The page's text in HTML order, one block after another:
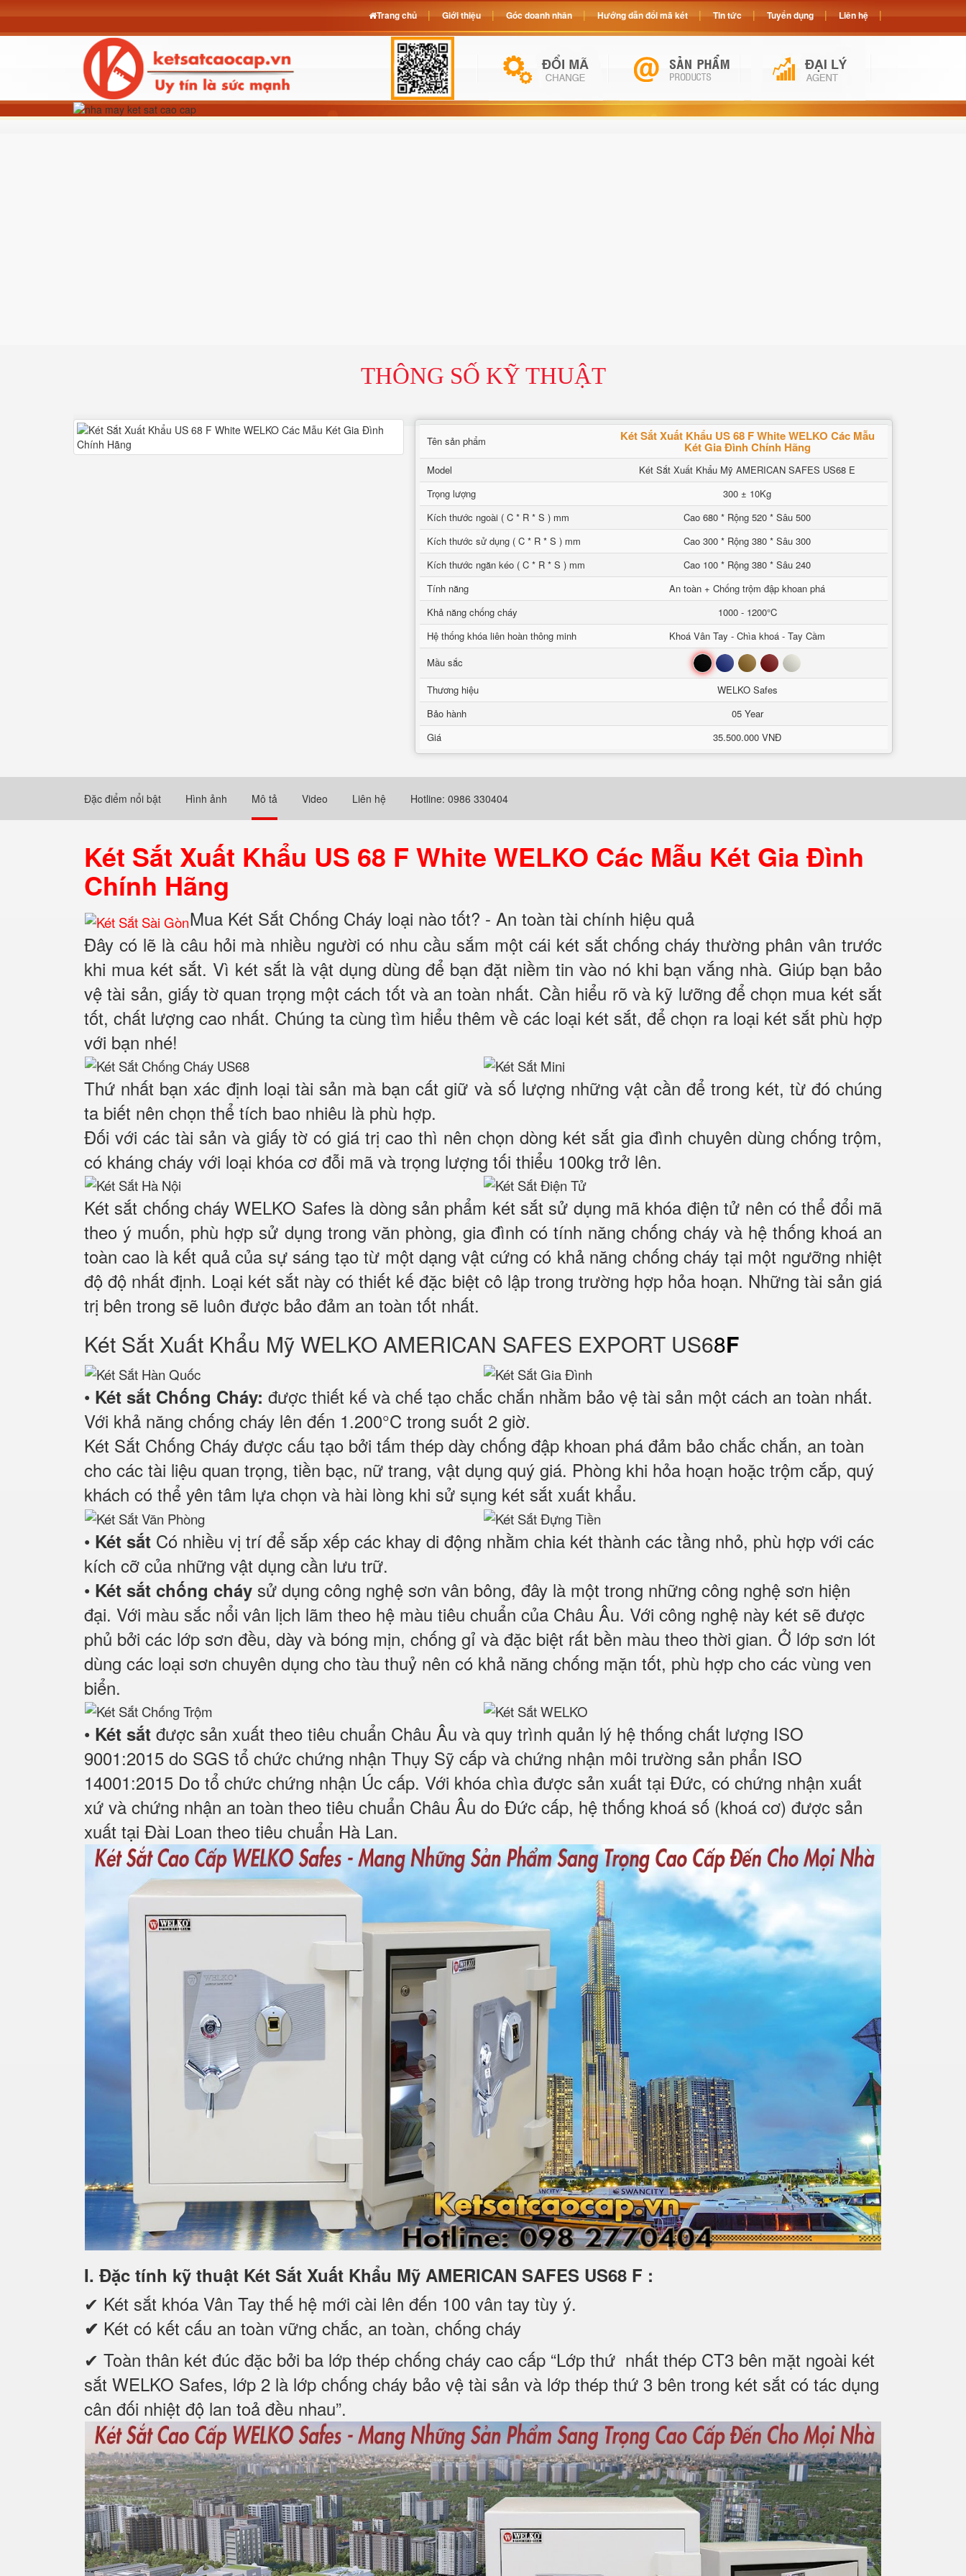
THÔNG SỐ KỸ THUẬT
Tên sản phẩm Két Sắt Xuất Khẩu US 68 F White WELKO Các Mẫu
Két Gia Đình Chính Hãng
Model
Két Sắt Xuất Khẩu Mỹ AMERICAN SAFES US68 E
Trọng lượng
300 ± 10Kg
Kích thước ngoài ( C * R * S ) mm
Cao 680 * Rộng 520 * Sâu 500
Kích thước sử dụng ( C * R * S ) mm
Cao 300 * Rộng 380 * Sâu 300
Kích thước ngăn kéo ( C * R * S ) mm
Cao 100 * Rộng 380 * Sâu 240
Tính năng
An toàn + Chống trộm đập khoan phá
Khả năng chống cháy
1000 - 1200°C
Hệ thống khóa liên hoàn thông minh
Khoá Vân Tay - Chìa khoá - Tay Cầm
Mầu sắc
Đen Xanh Nâu Đỏ Trắng
Thương hiệu
WELKO Safes
Bảo hành
05 Year
Giá
35.500.000 VNĐ
Đặc điểm nổi bật Hình ảnh Mô tả Video Liên hệ Hotline: 0986 330404
Két Sắt Xuất Khẩu US 68 F White WELKO Các Mẫu Két Gia Đình
Chính Hãng
Mua Két Sắt Chống Cháy loại nào tốt? - An toàn tài chính hiệu quả
Đây có lẽ là câu hỏi mà nhiều người có nhu cầu sắm một cái két sắt chống cháy thường phân vân trước
khi mua két sắt. Vì két sắt là vật dụng dùng để bạn đặt niềm tin vào nó khi bạn vắng nhà. Giúp bạn bảo
vệ tài sản, giấy tờ quan trọng một cách tốt và an toàn nhất. Cần hiểu rõ và kỹ lưỡng để chọn mua két sắt
tốt, chất lượng cao nhất. Chúng ta cùng tìm hiểu thêm về các loại két sắt, để chọn ra loại két sắt phù hợp
với bạn nhé!
Thứ nhất bạn xác định loại tài sản mà bạn cất giữ và số lượng những vật cần để trong két, từ đó chúng
ta biết nên chọn thể tích bao nhiêu là phù hợp.
Đối với các tài sản và giấy tờ có giá trị cao thì nên chọn dòng két sắt gia đình chuyên dùng chống trộm,
có kháng cháy với loại khóa cơ đỗi mã và trọng lượng tối thiểu 100kg trở lên.
Két sắt chống cháy WELKO Safes là dòng sản phẩm két sắt sử dụng mã khóa điện tử nên có thể đổi mã
theo ý muốn, phù hợp sử dụng trong văn phòng, gia đình có tính năng chống cháy và hệ thống khoá an
toàn cao là kết quả của sự sáng tạo từ một dạng vật cứng có khả năng chống cháy tại một ngưỡng nhiệt
độ độ nhất định. Loại két sắt này có thiết kế đặc biệt cô lập trong trường hợp hỏa hoạn. Những tài sản giá
trị bên trong sẽ luôn được bảo đảm an toàn tốt nhất.
Két Sắt Xuất Khẩu Mỹ WELKO AMERICAN SAFES EXPORT US68F
• Két sắt Chống Cháy: được thiết kế và chế tạo chắc chắn nhằm bảo vệ tài sản một cách an toàn nhất.
Với khả năng chống cháy lên đến 1.200°C trong suốt 2 giờ.
Két Sắt Chống Cháy được cấu tạo bởi tấm thép dày chống đập khoan phá đảm bảo chắc chắn, an toàn
cho các tài liệu quan trọng, tiền bạc, nữ trang, vật dụng quý giá. Phòng khi hỏa hoạn hoặc trộm cắp, quý
khách có thể yên tâm lựa chọn và hài lòng khi sử sụng két sắt xuất khẩu.
• Két sắt Có nhiều vị trí để sắp xếp các khay di động nhằm chia két thành các tầng nhỏ, phù hợp với các
kích cỡ của những vật dụng cần lưu trữ.
• Két sắt chống cháy sử dụng công nghệ sơn vân bông, đây là một trong những công nghệ sơn hiện
đại. Với màu sắc nổi vân lịch lãm theo hệ màu tiêu chuẩn của Châu Âu. Với công nghệ này két sẽ được
phủ bởi các lớp sơn đều, dày và bóng mịn, chống gỉ và đặc biệt rất bền màu theo thời gian. Ở lớp sơn lót
dùng các loại sơn chuyên dụng cho tàu thuỷ nên có khả năng chống mặn tốt, phù hợp cho các vùng ven
biển.
• Két sắt được sản xuất theo tiêu chuẩn Châu Âu và quy trình quản lý hệ thống chất lượng ISO
9001:2015 do SGS tổ chức chứng nhận Thụy Sỹ cấp và chứng nhận môi trường sản phẩn ISO
14001:2015 Do tổ chức chứng nhận Úc cấp. Với khóa chìa được sản xuất tại Đức, có chứng nhận xuất
xứ và chứng nhận an toàn theo tiêu chuẩn Châu Âu do Đức cấp, hệ thống khoá số (khoá cơ) được sản
xuất tại Đài Loan theo tiêu chuẩn Hà Lan.
I. Đặc tính kỹ thuật Két Sắt Xuất Khẩu Mỹ AMERICAN SAFES US68 F :
✔ Két sắt khóa Vân Tay thế hệ mới cài lên đến 100 vân tay tùy ý.
✔ Két có kết cấu an toàn vững chắc, an toàn, chống cháy
✔ Toàn thân két đúc đặc bởi ba lớp thép chống cháy cao cấp “Lớp thứ nhất thép CT3 bên mặt ngoài két
sắt WELKO Safes, lớp 2 là lớp chống cháy bảo vệ tài sản và lớp thép thứ 3 bên trong két sắt có tác dụng
cân đối nhiệt độ lan toả đều nhau”.
Trang chủ Giới thiệu Góc doanh nhân Hướng dẫn đổi mã két Tin tức Tuyển dụng Liên hệ